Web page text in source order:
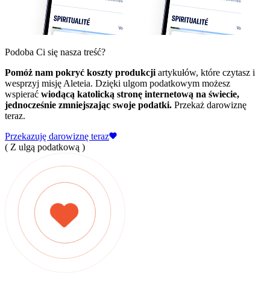
Podoba Ci się nasza treść?
Pomóż nam pokryć koszty produkcji artykułów, które czytasz i
wesprzyj misję Aleteia. Dzięki ulgom podatkowym możesz
wspierać wiodącą katolicką stronę internetową na świecie,
jednocześnie zmniejszając swoje podatki. Przekaż darowiznę
teraz.
Przekazuję darowiznę teraz
( Z ulgą podatkową )